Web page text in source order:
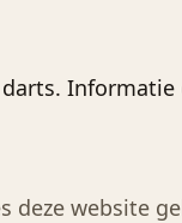
website